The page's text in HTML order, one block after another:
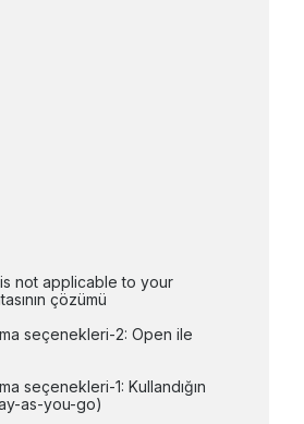
not applicable to your
çözümü
seçenekleri-2: Open ile
seçenekleri-1: Kullandığın
as-you-go)